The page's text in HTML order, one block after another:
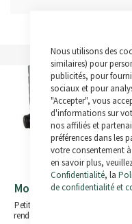
Nous utilisons des
similaires) pour
publicités, pour
sociaux et pour
"Accepter", vous
d'informations sur
nos affiliés et
préférences dans les
votre consentement
en savoir plus,
Confidentialité, la
de confidentialité et
Moteur de Moyeu
Petit en taille, léger en poids, à
rendement avec un